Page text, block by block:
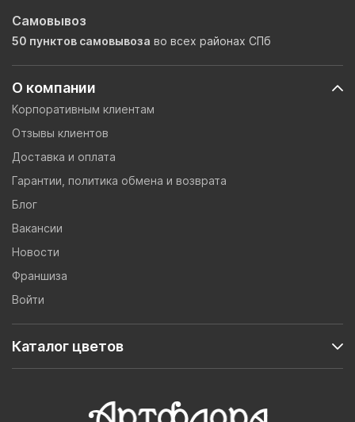
О компании
Корпоративным клиентам
Отзывы клиентов
Доставка и оплата
Гарантии, политика обмена и возврата
Блог
Вакансии
Новости
Франшиза
Войти
Каталог цветов
Самовывоз
50 пунктов самовывоза во всех районах СПб